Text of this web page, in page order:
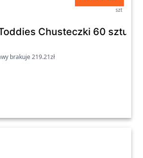
szt
Chusteczki 60 sztuk
brakuje 219.21zł